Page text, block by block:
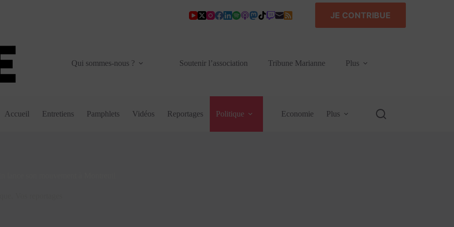
JE CONTRIBUE
Qui sommes-nous ? Soutenir l’association Tribune Marianne Plus
Accueil Entretiens Pamphlets Vidéos Reportages Politique Economie Plus